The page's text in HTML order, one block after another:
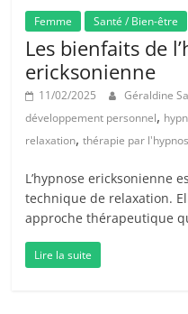
Femme Santé / Bien-être
Les bienfaits de
ericksonienne
11/02/2025 Géraldine
développement personnel,
relaxation,thérapie par
L’hypnose ericksonienne
technique de relaxation.
approche thérapeutique
Lire la suite